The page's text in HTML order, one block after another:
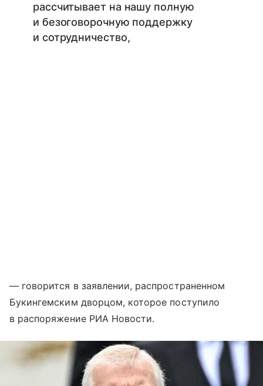
рассчитывает на нашу полную
и безоговорочную поддержку
и сотрудничество,
— говорится в заявлении, распространенном
Букингемским дворцом, которое поступило
в распоряжение РИА Новости.